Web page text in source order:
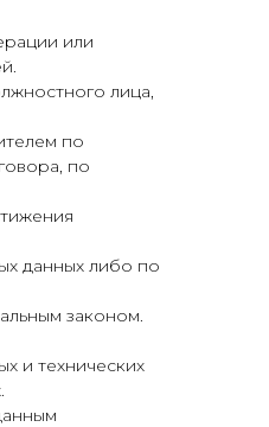
или
лица,
по
по
данных либо по
законом.
и технических